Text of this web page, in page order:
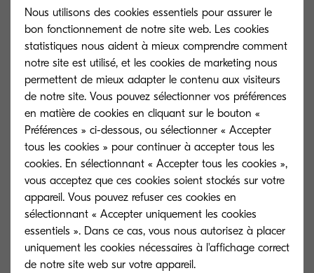
Vitesse d’impression
Vitesse d’impression : jusqu’à 60 pages
A4 en noir et blanc Vitesse d’impression
recto-verso : 43 pages A4 par minute
Vitesse de copie recto-verso : 43 pages
A4 par minute
Temps de préchauffage
+/- 25 s
Consommation électrique
En copie: 798 W En impression : 773 W
En attente : 24 W En économie d'énergie
Nous utilisons des cookies essentiels pour assurer le
bon fonctionnement de notre site web. Les cookies
statistiques nous aident à mieux comprendre comment
notre site est utilisé, et les cookies de marketing nous
permettent de mieux adapter le contenu aux visiteurs
de notre site. Vous pouvez sélectionner vos préférences
en matière de cookies en cliquant sur le bouton «
Préférences » ci-dessous, ou sélectionner « Accepter
tous les cookies » pour continuer à accepter tous les
cookies. En sélectionnant « Accepter tous les cookies »,
vous acceptez que ces cookies soient stockés sur votre
appareil. Vous pouvez refuser ces cookies en
sélectionnant « Accepter uniquement les cookies
essentiels ». Dans ce cas, vous nous autorisez à placer
uniquement les cookies nécessaires à l'affichage correct